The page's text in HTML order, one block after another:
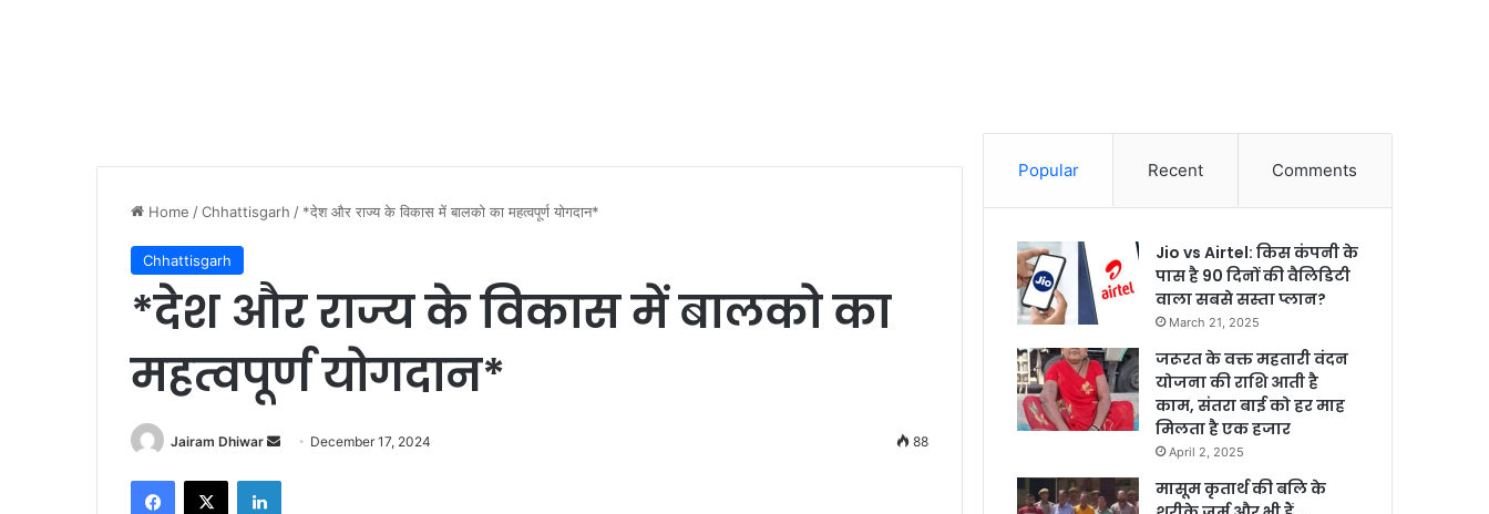
Home /Chhattisgarh / *देश और राज्य के विकास में बालको का महत्वपूर्ण योगदान*
Chhattisgarh
*देश और राज्य के विकास में बालको का
महत्वपूर्ण योगदान*
Jairam Dhiwar
Send December 17, 2024 88
Facebook
X LinkedIn
Popular Recent Comments
Jio vs Airtel: किस कंपनी के
पास है 90 दिनों की वैलिडिटी
वाला सबसे सस्ता प्लान?
March 21, 2025
जरूरत के वक्त महतारी वंदन
योजना की राशि आती है
काम, संतरा बाई को हर माह
मिलता है एक हजार
April 2, 2025
मासूम कृतार्थ की बलि के